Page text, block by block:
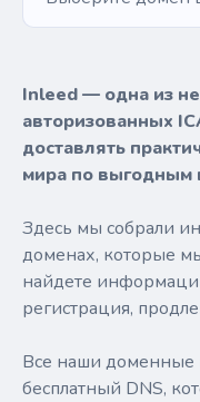
Inleed — одна из
авторизованных
доставлять
мира по выгодным
Здесь мы собрали
доменах, которые
найдете
регистрация,
Все наши доменные
бесплатный DNS,